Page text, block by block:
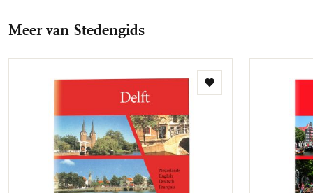
Meer van Stedengids
Toevoegen